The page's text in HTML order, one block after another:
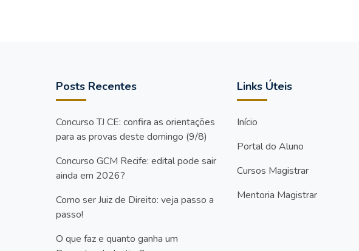
Posts Recentes
Concurso TJ CE: confira as orientações
para as provas deste domingo (9/8)
Concurso GCM Recife: edital pode sair
ainda em 2026?
Como ser Juiz de Direito: veja passo a
passo!
O que faz e quanto ganha um
Links Úteis
Início
Portal do Aluno
Cursos Magistrar
Mentoria Magistrar